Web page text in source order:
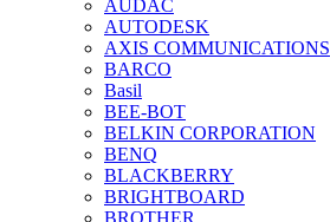
AUDAC
AUTODESK
AXIS COMMUNICATIONS
BARCO
Basil
BEE-BOT
BELKIN CORPORATION
BENQ
BLACKBERRY
BRIGHTBOARD
BROTHER